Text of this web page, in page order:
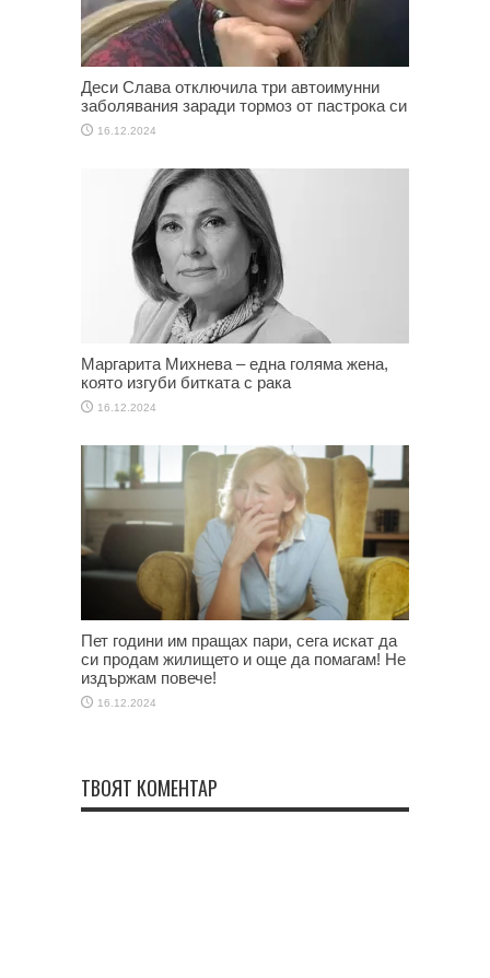
Деси Слава отключила три автоимунни
заболявания заради тормоз от пастрока си
16.12.2024
Маргарита Михнева – една голяма жена,
която изгуби битката с рака
16.12.2024
Пет години им пращах пари, сега искат да
си продам жилището и още да помагам! Не
издържам повече!
16.12.2024
ТВОЯТ КОМЕНТАР